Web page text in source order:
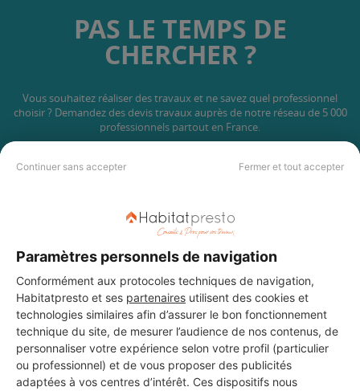
Continuer sans accepter Fermer et tout accepter
Paramètres personnels de navigation
Conformément aux protocoles techniques de navigation,
Habitatpresto et ses partenaires utilisent des cookies et
technologies similaires afin d’assurer le bon fonctionnement
technique du site, de mesurer l’audience de nos contenus, de
personnaliser votre expérience selon votre profil (particulier
ou professionnel) et de vous proposer des publicités
adaptées à vos centres d’intérêt. Ces dispositifs nous
PAS LE TEMPS DE
CHERCHER ?
Vous souhaitez réaliser des travaux et ne savez quel professionnel
choisir ? Demandez des devis travaux auprès de notre réseau de 5 000
professionnels partout en France.
DEMANDER UN DEVIS